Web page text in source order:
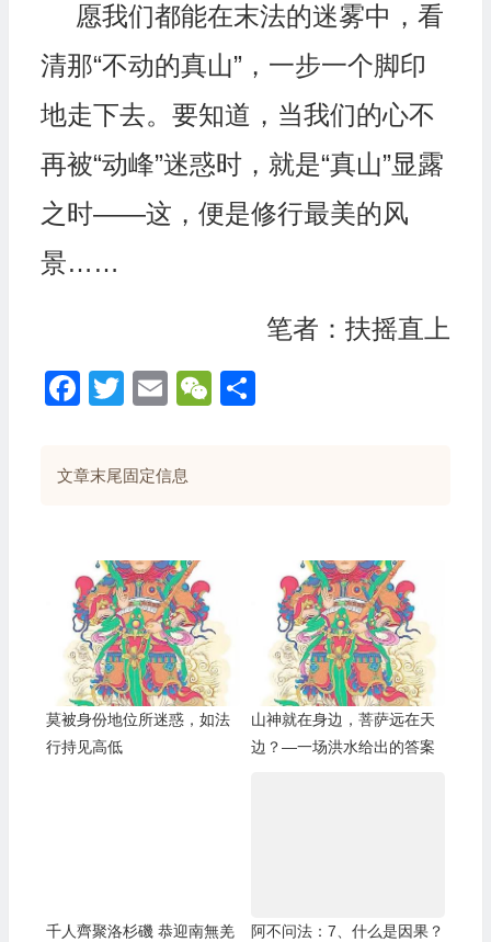
愿我们都能在末法的迷雾中，看
清那“不动的真山”，一步一个脚印
地走下去。要知道，当我们的心不
再被“动峰”迷惑时，就是“真山”显露
之时——这，便是修行最美的风
景……
笔者：扶摇直上
Facebook
Twitter
EmailWeChat
文章末尾固定信息
莫被身份地位所迷惑，如法
行持见高低
山神就在身边，菩萨远在天
边？—一场洪水给出的答案
千人齊聚洛杉磯 恭迎南無羌
阿不问法：7、什么是因果？